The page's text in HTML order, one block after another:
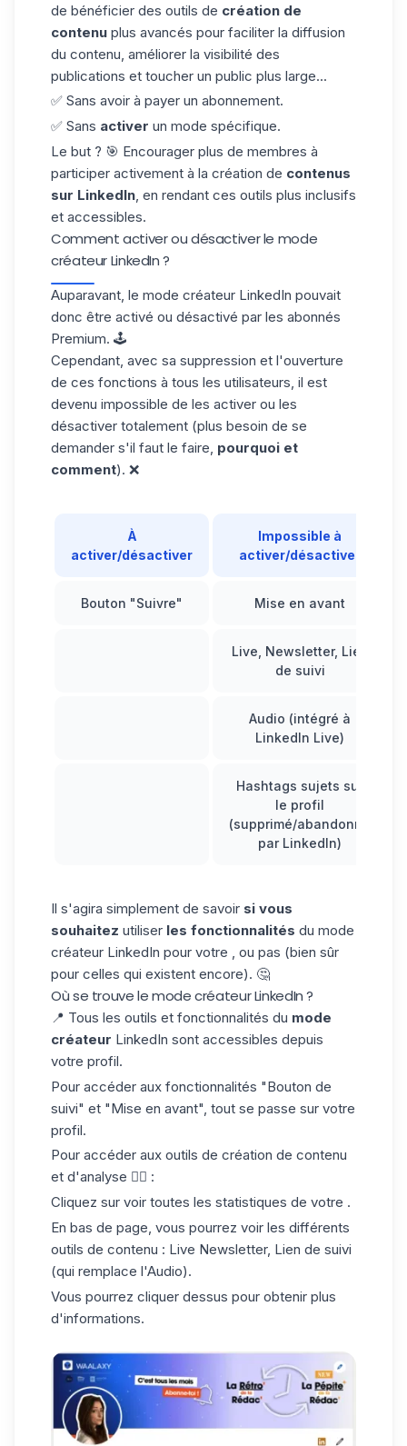
de bénéficier des outils de création de
contenu plus avancés pour faciliter la diffusion
du contenu, améliorer la visibilité des
publications et toucher un public plus large...
✅ Sans avoir à payer un abonnement.
✅ Sans activer un mode spécifique.
Le but ? 🎯 Encourager plus de membres à
participer activement à la création de contenus
sur LinkedIn , en rendant ces outils plus inclusifs
et accessibles.
Comment activer ou désactiver le mode
créateur LinkedIn ?
Auparavant, le mode créateur LinkedIn pouvait
donc être activé ou désactivé par les abonnés
Premium. 🕹️
Cependant, avec sa suppression et l'ouverture
de ces fonctions à tous les utilisateurs, il est
devenu impossible de les activer ou les
désactiver totalement (plus besoin de se
demander s'il faut le faire, pourquoi et
comment). ❌
À
activer/désactiver
Impossible à
activer/désactiver
Bouton "Suivre" Mise en avant
Live, Newsletter, Lien
de suivi
Audio (intégré à
LinkedIn Live)
Hashtags sujets sur
le profil
(supprimé/abandonné
par LinkedIn)
Il s'agira simplement de savoir si vous
souhaitez utiliser les fonctionnalités du mode
créateur LinkedIn pour votre , ou pas (bien sûr
pour celles qui existent encore). 🤔
Où se trouve le mode créateur LinkedIn ?
📍 Tous les outils et fonctionnalités du mode
créateur LinkedIn sont accessibles depuis
votre profil.
Pour accéder aux fonctionnalités "Bouton de
suivi" et "Mise en avant", tout se passe sur votre
profil.
Pour accéder aux outils de création de contenu
et d'analyse 👇🏼 :
Cliquez sur voir toutes les statistiques de votre .
En bas de page, vous pourrez voir les différents
outils de contenu : Live Newsletter, Lien de suivi
(qui remplace l'Audio).
Vous pourrez cliquer dessus pour obtenir plus
d'informations.